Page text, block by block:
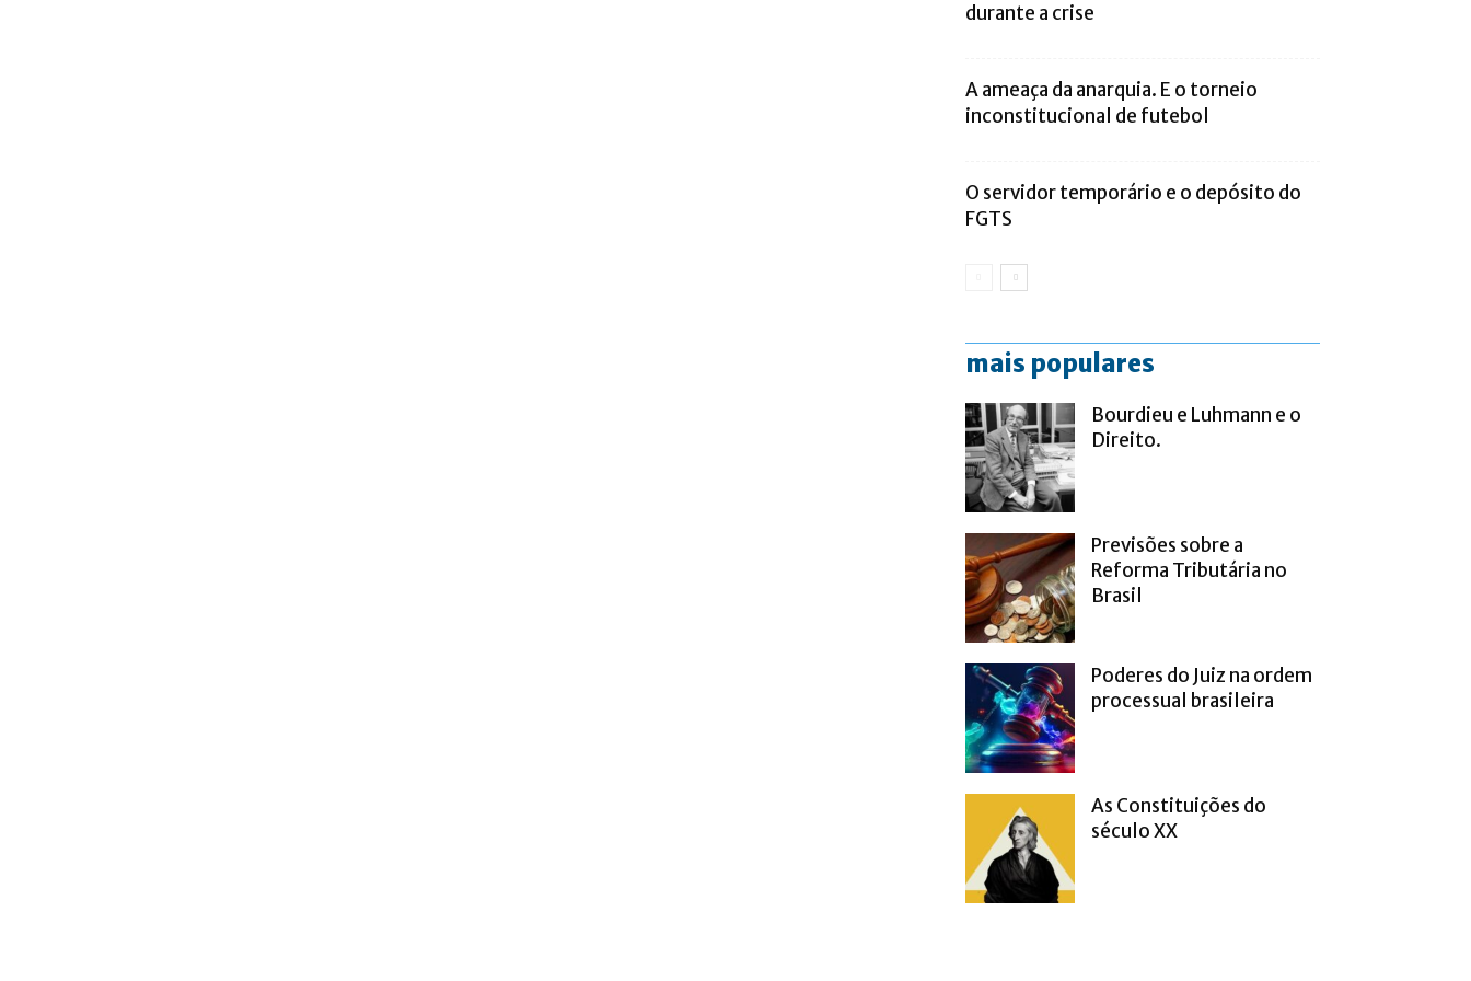
durante a crise
A ameaça da anarquia. E o torneio
inconstitucional de futebol
O servidor temporário e o depósito do
FGTS
mais populares
Bourdieu e Luhmann e o
Direito.
Previsões sobre a
Reforma Tributária no
Brasil
Poderes do Juiz na ordem
processual brasileira
As Constituições do
século XX